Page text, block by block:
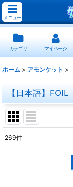
メニュー
カテゴリ マイページ
ホーム > アモンケット >
【日本語】FOIL
269件